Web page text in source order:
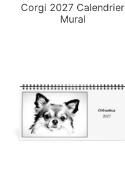
Corgi 2027 Calendrier
Mural